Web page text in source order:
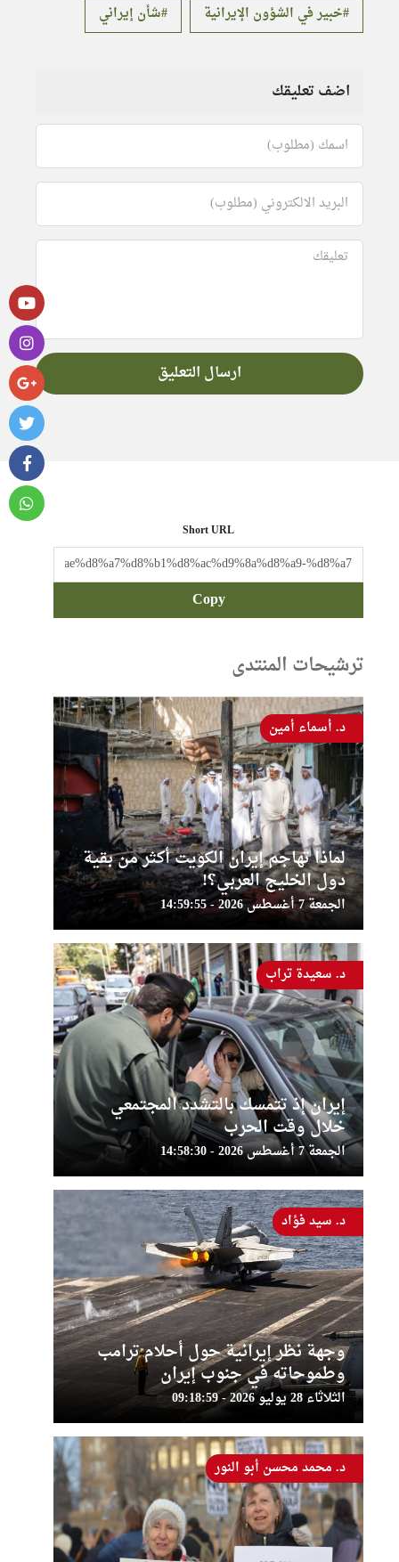
خبير في الشؤون الإيرانية
شأن إيراني
اضف تعليقك
Short URL
Copy
ترشيحات المنتدى
لماذا تهاجم إيران الكويت أكثر من بقية
دول الخليج العربي؟!
الجمعة 7 أغسطس 2026 - 14:59:55
د. أسماء أمين
إيران إذ تتمسك بالتشدد المجتمعي
خلال وقت الحرب
الجمعة 7 أغسطس 2026 - 14:58:30
د. سعيدة تراب
وجهة نظر إيرانية حول أحلام ترامب
وطموحاته في جنوب إيران
الثلاثاء 28 يوليو 2026 - 09:18:59
د. سيد فؤاد
د. محمد محسن أبو النور